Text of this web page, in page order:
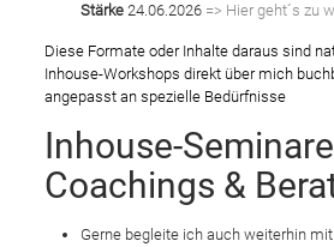
Stärke24.06.2026 => Hier geht´s zu
Diese Formate oder Inhalte daraus sind
Inhouse-Workshops direkt über mich
angepasst an spezielle Bedürfnisse
Inhouse-
Coachings &
Gerne begleite ich auch weiterhin mit